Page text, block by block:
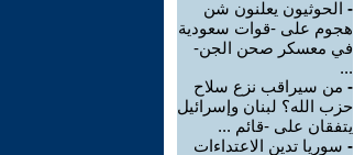
- الحوثيون يعلنون شن
هجوم على -قوات سعودية
في معسكر صحن الجن-
...
- من سيراقب نزع سلاح
حزب الله؟ لبنان وإسرائيل
يتفقان على -قائم ...
- سوريا تدين الاعتداءات